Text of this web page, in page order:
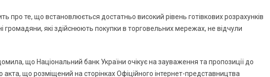
про те, що встановлюється достатньо високий рівень готівкових розрахунків
громадяни, які здійснюють покупки в торговельних мережах, не відчули
що Національний банк України очікує на зауваження та пропозиції до
акта, що розміщений на сторінках Офіційного інтернет-представництва